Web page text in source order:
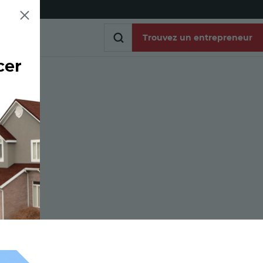
Trouvez un entrepreneur
le lien
via un lien